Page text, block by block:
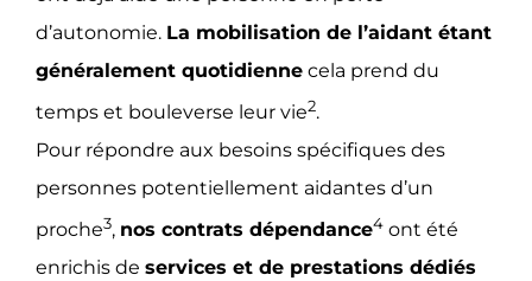
d’autonomie. La mobilisation de l’aidant étant
généralement quotidienne cela prend du
temps et bouleverse leur vie2.
Pour répondre aux besoins spécifiques des
personnes potentiellement aidantes d’un
proche3, nos contrats dépendance4 ont été
enrichis de services et de prestations dédiés